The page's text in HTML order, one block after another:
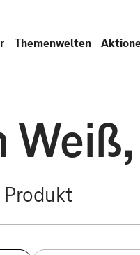
Themenwelten
Produkt